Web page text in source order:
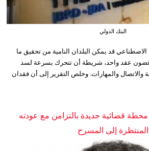
البنك الدولي
الاصطناعي قد يمكن البلدان النامية من تحقيق ما
غضون عقد واحد، شريطة أن تتحرك بسرعة لسد
والاتصال والمهارات. وخلص التقرير إلى أن فقدان
قضائية جديدة بالتزامن مع عودته
المنتظرة إلى المسرح